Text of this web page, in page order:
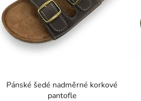
k
ů
Pánské šedé nadměrné korkové
pantofle